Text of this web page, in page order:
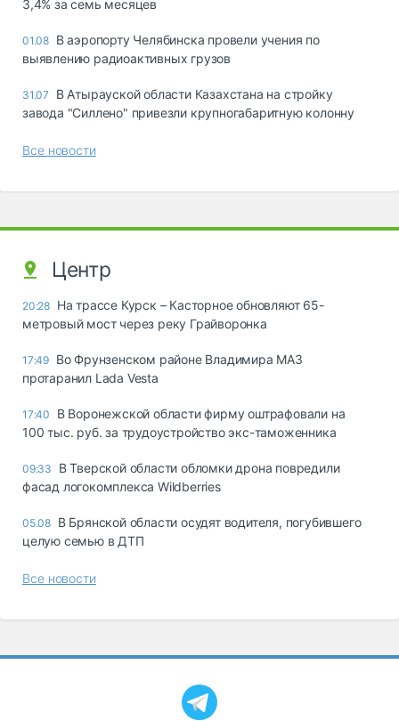
3,4% за семь месяцев
01.08 В аэропорту Челябинска провели учения по
выявлению радиоактивных грузов
31.07
В Атырауской области Казахстана на стройку
завода "Силлено" привезли крупногабаритную колонну
Все новости
Центр
20:28 На трассе Курск – Касторное обновляют 65-
метровый мост через реку Грайворонка
17:49 Во Фрунзенском районе Владимира МАЗ
протаранил Lada Vesta
17:40
В Воронежской области фирму оштрафовали на
100 тыс. руб. за трудоустройство экс-таможенника
09:33
В Тверской области обломки дрона повредили
фасад логокомплекса Wildberries
05.08 В Брянской области осудят водителя, погубившего
целую семью в ДТП
Все новости